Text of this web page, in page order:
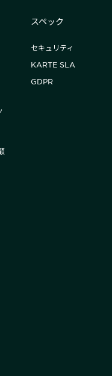
スペック
セキュリティ
KARTE SLA
GDPR